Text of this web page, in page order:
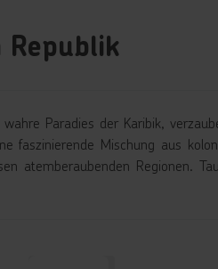
Paradies der Karibik,
faszinierende Mischung aus
atemberaubenden Regionen.